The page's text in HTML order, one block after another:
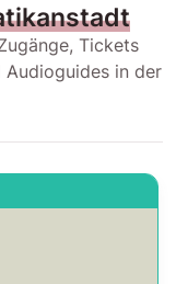
Tickets
Audioguides in der